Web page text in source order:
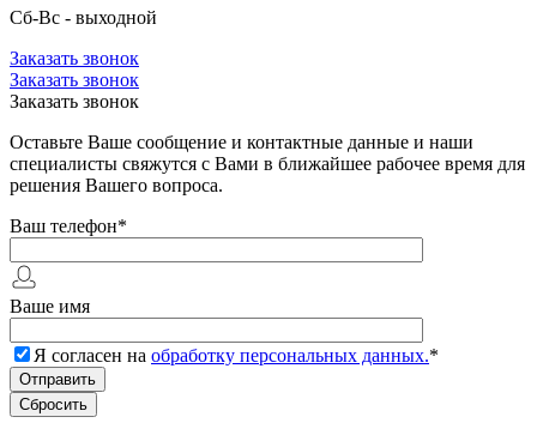
Сб-Вс - выходной
Заказать звонок
Заказать звонок
Заказать звонок
Оставьте Ваше сообщение и контактные данные и наши
специалисты свяжутся с Вами в ближайшее рабочее время для
решения Вашего вопроса.
Ваш телефон*
Ваше имя
Я согласен на обработку персональных данных.*